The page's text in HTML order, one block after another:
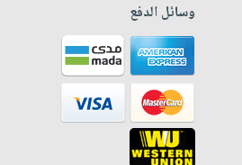
وسائل الدفع